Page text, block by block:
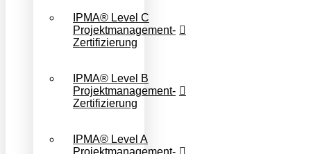
IPMA® Level C
Projektmanagement-
Zertifizierung
IPMA® Level B
Projektmanagement-
Zertifizierung
IPMA® Level A
Projektmanagement-